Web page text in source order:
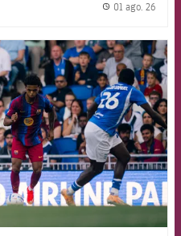
01 ago. 26
FCB Barcelona badge